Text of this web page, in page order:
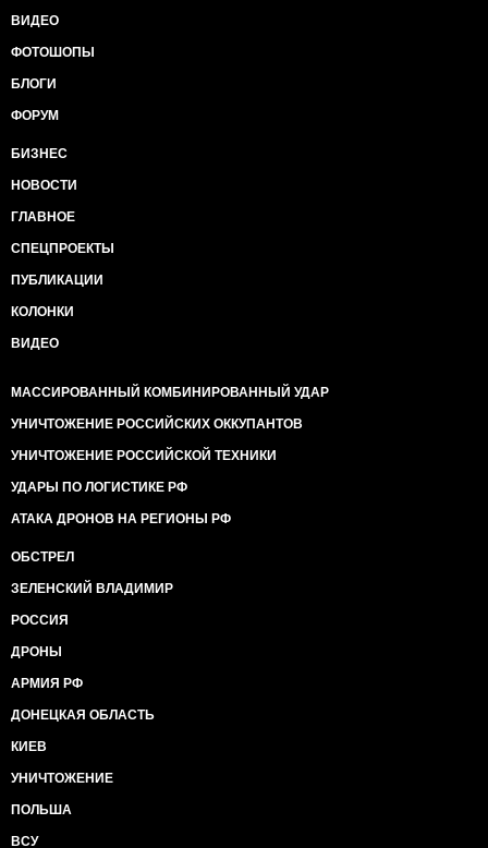
ВИДЕО
ФОТОШОПЫ
БЛОГИ
ФОРУМ
БИЗНЕС
НОВОСТИ
ГЛАВНОЕ
СПЕЦПРОЕКТЫ
ПУБЛИКАЦИИ
КОЛОНКИ
ВИДЕО
МАССИРОВАННЫЙ КОМБИНИРОВАННЫЙ УДАР
УНИЧТОЖЕНИЕ РОССИЙСКИХ ОККУПАНТОВ
УНИЧТОЖЕНИЕ РОССИЙСКОЙ ТЕХНИКИ
УДАРЫ ПО ЛОГИСТИКЕ РФ
АТАКА ДРОНОВ НА РЕГИОНЫ РФ
ОБСТРЕЛ
ЗЕЛЕНСКИЙ ВЛАДИМИР
РОССИЯ
ДРОНЫ
АРМИЯ РФ
ДОНЕЦКАЯ ОБЛАСТЬ
КИЕВ
УНИЧТОЖЕНИЕ
ПОЛЬША
ВСУ